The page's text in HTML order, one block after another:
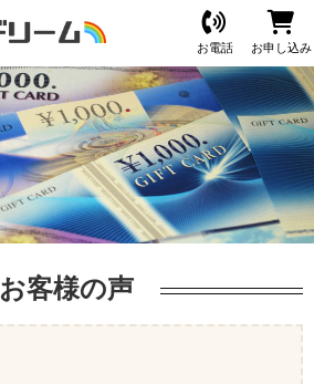
お申し込み
お電話
お客様の声